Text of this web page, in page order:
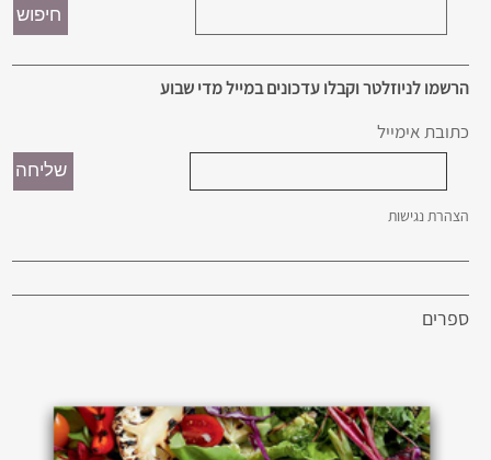
הרשמו לניוזלטר וקבלו עדכונים במייל מדי שבוע
כתובת אימייל
הצהרת נגישות
ספרים